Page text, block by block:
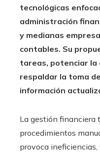
tecnológicas
administración
y medianas
contables. Su
tareas, potenciar la
respaldar la toma
información
La gestión financiera
procedimientos
provoca